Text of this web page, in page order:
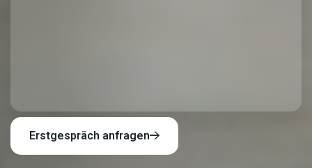
Erstgespräch anfragen